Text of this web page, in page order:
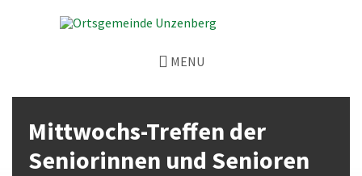
MENU
Mittwochs-Treffen der
Seniorinnen und Senioren